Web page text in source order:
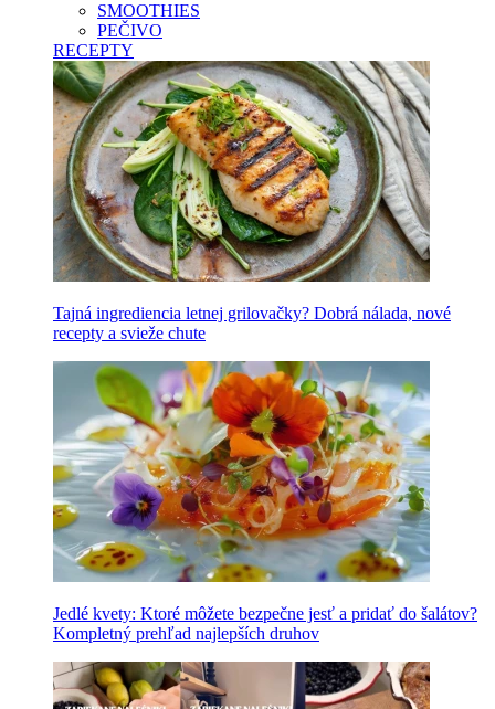
SMOOTHIES
PEČIVO
RECEPTY
Tajná ingrediencia letnej grilovačky? Dobrá nálada, nové
recepty a svieže chute
Jedlé kvety: Ktoré môžete bezpečne jesť a pridať do šalátov?
Kompletný prehľad najlepších druhov